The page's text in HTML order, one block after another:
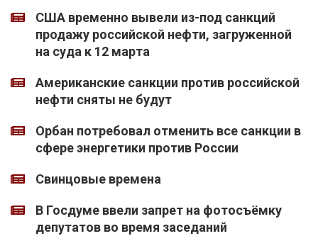
США временно вывели из-под санкций
продажу российской нефти, загруженной
на суда к 12 марта
Американские санкции против российской
нефти сняты не будут
Орбан потребовал отменить все санкции в
сфере энергетики против России
Свинцовые времена
В Госдуме ввели запрет на фотосъёмку
депутатов во время заседаний